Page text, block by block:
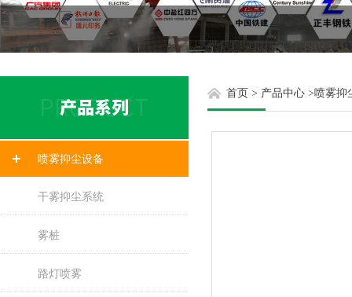
喷雾抑尘设备
干雾抑尘系统
雾桩
路灯喷雾
首页 > 产品中心 >喷雾抑